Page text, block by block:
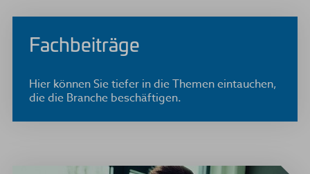
Fachbeiträge
Hier können Sie tiefer in die Themen eintauchen,
die die Branche beschäftigen.